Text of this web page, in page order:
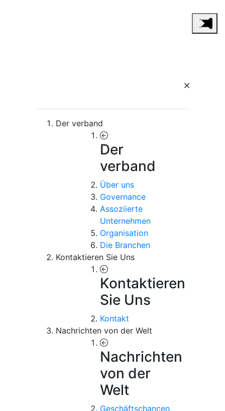
Der verband
Der
verband
Über uns
Governance
Assoziierte
Unternehmen
Organisation
Die Branchen
Kontaktieren Sie Uns
Kontaktieren
Sie Uns
Kontakt
Nachrichten von der Welt
Nachrichten
von der
Welt
Geschäftschancen